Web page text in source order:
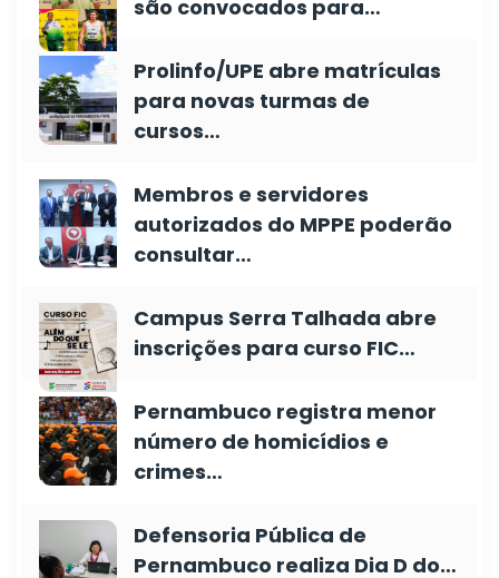
são convocados para…
Prolinfo/UPE abre matrículas
para novas turmas de
cursos…
Membros e servidores
autorizados do MPPE poderão
consultar…
Campus Serra Talhada abre
inscrições para curso FIC…
Pernambuco registra menor
número de homicídios e
crimes…
Defensoria Pública de
Pernambuco realiza Dia D do…